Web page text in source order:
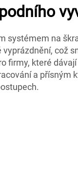
systémem na
což
firmy, které
a přísným